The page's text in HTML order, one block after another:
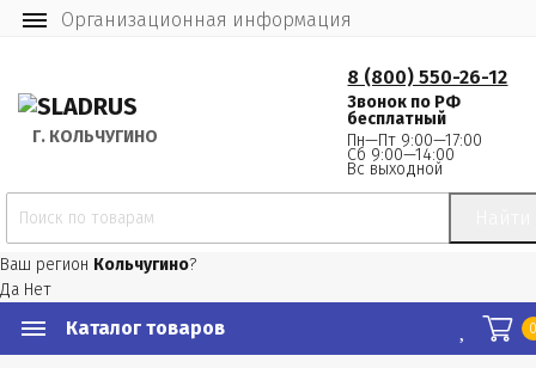
Организационная информация
Г. КОЛЬЧУГИНО
8 (800) 550-26-12
Звонок по РФ
бесплатный
Пн—Пт 9:00—17:00
Сб 9:00—14:00
Вс выходной
Ваш регион Кольчугино?
Да Нет
Каталог товаров